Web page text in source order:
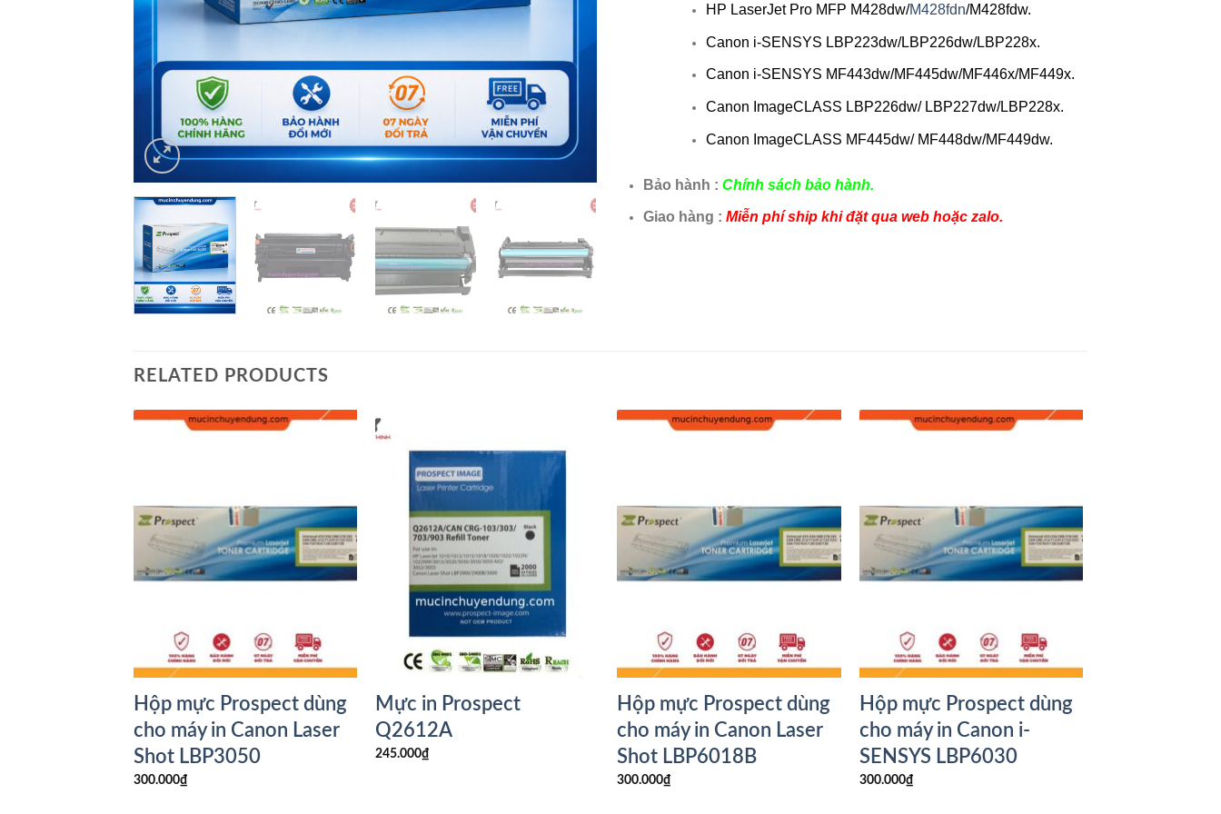
HP LaserJet Pro MFP M428dw/M428fdn/M428fdw.
Canon i-SENSYS LBP223dw/LBP226dw/LBP228x.
Canon i-SENSYS MF443dw/MF445dw/MF446x/MF449x.
Canon ImageCLASS LBP226dw/ LBP227dw/LBP228x.
Canon ImageCLASS MF445dw/ MF448dw/MF449dw.
Bảo hành : Chính sách bảo hành.
Giao hàng : Miễn phí ship khi đặt qua web hoặc zalo.
RELATED PRODUCTS
Hộp mực Prospect dùng
cho máy in Canon Laser
Shot LBP3050
300.000₫
Mực in Prospect
Q2612A
245.000₫
Hộp mực Prospect dùng
cho máy in Canon Laser
Shot LBP6018B
300.000₫
Hộp mực Prospect dùng
cho máy in Canon i-
SENSYS LBP6030
300.000₫